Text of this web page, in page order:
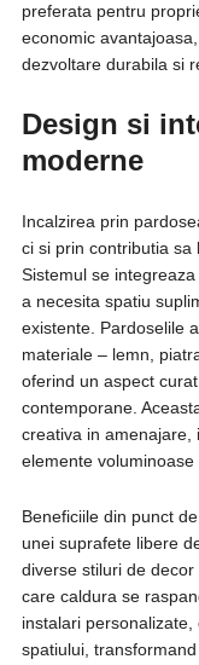
preferata pentru
economic
dezvoltare durabila si
Design si
moderne
Incalzirea prin
ci si prin contributia sa
Sistemul se
a necesita spatiu
existente. Pardoselile
materiale – lemn,
oferind un aspect
contemporane.
creativa in amenajare,
elemente
Beneficiile din punct
unei suprafete libere
diverse stiluri de
care caldura se
instalari
spatiului,